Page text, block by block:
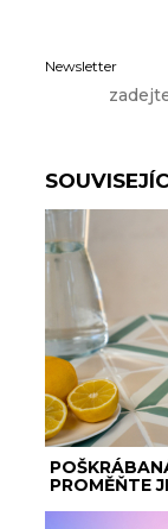
Newsletter
PROMĚŇTE